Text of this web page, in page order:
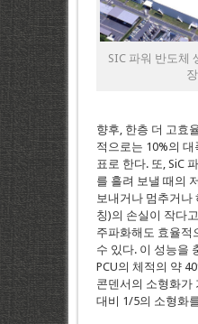
SIC 파워 반도체
향후, 한층 더 고효
적으로는 10%의
표로 한다. 또, SiC
를 흘려 보낼 때의
보내거나 멈추거나
칭)의 손실이 작다
주파화해도 효율적
수 있다. 이 성능을
PCU의 체적의 약
콘덴서의 소형화가
대비 1/5의 소형화